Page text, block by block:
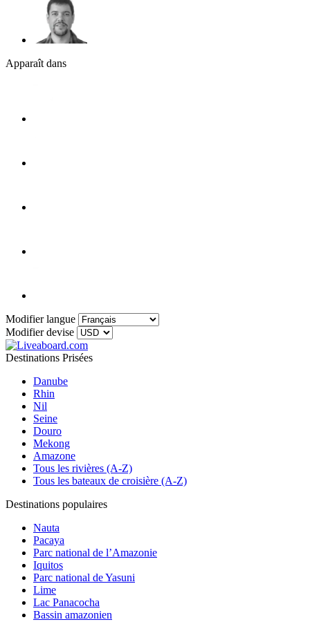
Apparaît dans
Modifier langue
Modifier devise
Destinations Prisées
Danube
Rhin
Nil
Seine
Douro
Mekong
Amazone
Tous les rivières (A-Z)
Tous les bateaux de croisière (A-Z)
Destinations populaires
Nauta
Pacaya
Parc national de l’Amazonie
Iquitos
Parc national de Yasuni
Lime
Lac Panacocha
Bassin amazonien